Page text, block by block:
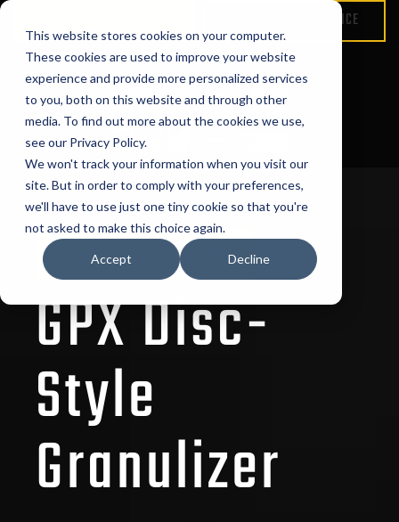
This website stores cookies on your computer.
These cookies are used to improve your website
experience and provide more personalized services
to you, both on this website and through other
media. To find out more about the cookies we use,
see our Privacy Policy.
We won't track your information when you visit our
site. But in order to comply with your preferences,
we'll have to use just one tiny cookie so that you're
not asked to make this choice again.
Accept Decline
DEMANDER UN SERVICE
YOUR PERFECT FIT:
GPX Disc-
Style
Granulizer